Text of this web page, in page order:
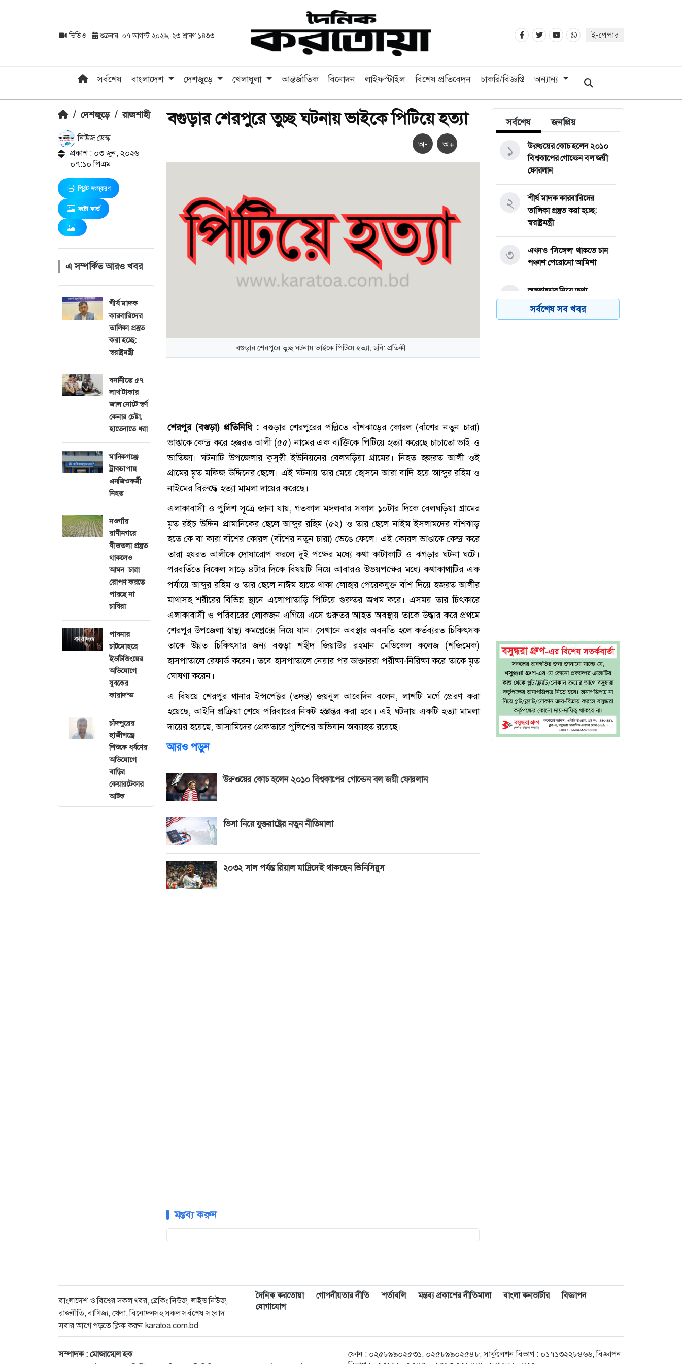
ভিডিও শুক্রবার, ০৭ আগস্ট ২০২৬, ২৩ শ্রাবণ ১৪৩৩ ই-পেপার
সর্বশেষ বাংলাদেশ দেশজুড়ে খেলাধুলা আন্তর্জাতিক বিনোদন লাইফস্টাইল বিশেষ প্রতিবেদন চাকরি/বিজ্ঞপ্তি অন্যান্য
/ দেশজুড়ে / রাজশাহী
নিউজ ডেস্ক
প্রকাশ : ০৩ জুন, ২০২৬
০৭:১০ পিএম
প্রিন্ট সংস্করণ
ফটো কার্ড
এ সম্পর্কিত আরও খবর
শীর্ষ মাদক
কারবারিদের
তালিকা প্রস্তুত
করা হচ্ছে:
স্বরাষ্ট্রমন্ত্রী
বনানীতে ৫৭
লাখ টাকার
জাল নোটে স্বর্ণ
কেনার চেষ্টা,
হাতেনাতে ধরা
মানিকগঞ্জে
ট্রাকচাপায়
এনজিওকর্মী
নিহত
নওগাঁর
রাণীনগরে
বীজতলা প্রস্তুত
থাকলেও
আমন চারা
রোপণ করতে
পারছে না
চাষিরা
পাবনার
চাটমোহরে
ইভটিজিংয়ের
অভিযোগে
যুবকের
কারাদন্ড
চাঁদপুরের
হাজীগঞ্জে
শিশুকে ধর্ষণের
অভিযোগে
বাড়ির
কেয়ারটেকার
আটক
বগুড়ার শেরপুরে তুচ্ছ ঘটনায় ভাইকে পিটিয়ে হত্যা
অ- অ+
বগুড়ার শেরপুরে তুচ্ছ ঘটনায় ভাইকে পিটিয়ে হত্যা, ছবি: প্রতিকী।
শেরপুর (বগুড়া) প্রতিনিধি :বগুড়ার শেরপুরের পল্লিতে বাঁশঝাড়ের কোরল (বাঁশের নতুন চারা)
ভাঙাকে কেন্দ্র করে হজরত আলী (৫৫) নামের এক ব্যক্তিকে পিটিয়ে হত্যা করেছে চাচাতো ভাই ও
ভাতিজা। ঘটনাটি উপজেলার কুসুম্বী ইউনিয়নের বেলঘড়িয়া গ্রামের। নিহত হজরত আলী ওই
গ্রামের মৃত মফিজ উদ্দিনের ছেলে। এই ঘটনায় তার মেয়ে হোসনে আরা বাদি হয়ে আব্দুর রহিম ও
নাইমের বিরুদ্ধে হত্যা মামলা দায়ের করেছে।
এলাকাবাসী ও পুলিশ সূত্রে জানা যায়, গতকাল মঙ্গলবার সকাল ১০টার দিকে বেলঘড়িয়া গ্রামের
মৃত রইচ উদ্দিন প্রামানিকের ছেলে আব্দুর রহিম (৫২) ও তার ছেলে নাইম ইসলামদের বাঁশঝাড়
হতে কে বা কারা বাঁশের কোরল (বাঁশের নতুন চারা) ভেঙে ফেলে। এই কোরল ভাঙাকে কেন্দ্র করে
তারা হযরত আলীকে দোষারোপ করলে দুই পক্ষের মধ্যে কথা কাটাকাটি ও ঝগড়ার ঘটনা ঘটে।
পরবর্তিতে বিকেল সাড়ে ৪টার দিকে বিষয়টি নিয়ে আবারও উভয়পক্ষের মধ্যে কথাকাথাটির এক
পর্যায়ে আব্দুর রহিম ও তার ছেলে নাঈম হাতে থাকা লোহার পেরেকযুক্ত বাঁশ দিয়ে হজরত আলীর
মাথাসহ শরীরের বিভিন্ন স্থানে এলোপাতাড়ি পিটিয়ে গুরুতর জখম করে। এসময় তার চিৎকারে
এলাকাবাসী ও পরিবারের লোকজন এগিয়ে এসে গুরুতর আহত অবস্থায় তাকে উদ্ধার করে প্রথমে
শেরপুর উপজেলা স্বাস্থ্য কমপ্লেক্সে নিয়ে যান। সেখানে অবস্থার অবনতি হলে কর্তব্যরত চিকিৎসক
তাকে উন্নত চিকিৎসার জন্য বগুড়া শহীদ জিয়াউর রহমান মেডিকেল কলেজ (শজিমেক)
হাসপাতালে রেফার্ড করেন। তবে হাসপাতালে নেয়ার পর ডাক্তাররা পরীক্ষা-নিরিক্ষা করে তাকে মৃত
ঘোষণা করেন।
এ বিষয়ে শেরপুর থানার ইন্সপেক্টর (তদন্ত) জয়নুল আবেদিন বলেন, লাশটি মর্গে প্রেরণ করা
হয়েছে, আইনি প্রক্রিয়া শেষে পরিবারের নিকট হস্তান্তর করা হবে। এই ঘটনায় একটি হত্যা মামলা
দায়ের হয়েছে, আসামিদের গ্রেফতারে পুলিশের অভিযান অব্যাহত রয়েছে।
আরও পড়ুন
উরুগুয়ের কোচ হলেন ২০১০ বিশ্বকাপের গোল্ডেন বল জয়ী ফোরলান
ভিসা নিয়ে যুক্তরাষ্ট্রের নতুন নীতিমালা
২০৩২ সাল পর্যন্ত রিয়াল মাদ্রিদেই থাকছেন ভিনিসিয়ুস
মন্তব্য করুন
সর্বশেষ জনপ্রিয়
উরুগুয়ের কোচ হলেন ২০১০
বিশ্বকাপের গোল্ডেন বল জয়ী
ফোরলান
১
শীর্ষ মাদক কারবারিদের
তালিকা প্রস্তুত করা হচ্ছে:
স্বরাষ্ট্রমন্ত্রী
২
এখনও ‘সিঙ্গেল’ থাকতে চান
পঞ্চাশ পেরোনো আমিশা
৩
অস্ত্রভান্ডার নিয়ে তথ্য
ফাঁসকারীদের কারাদণ্ডের
হুঁশিয়ারি ট্রাম্পের
৪
সর্বশেষ সব খবর
বাংলাদেশ ও বিশ্বের সকল খবর, ব্রেকিং নিউজ, লাইভ নিউজ,
রাজনীতি, বাণিজ্য, খেলা, বিনোদনসহ সকল সর্বশেষ সংবাদ
সবার আগে পড়তে ক্লিক করুন karatoa.com.bd।
দৈনিক করতোয়া গোপনীয়তার নীতি শর্তাবলি মন্তব্য প্রকাশের নীতিমালা বাংলা কনভার্টার
বিজ্ঞাপন
যোগাযোগ
সম্পাদক : মোজাম্মেল হক
ফোন : ০২৫৮৯৯০২৫৩১, ০২৫৮৯৯০২৫৪৮, সার্কুলেশন বিভাগ : ০১৭১৩২২৮৪৬৬, বিজ্ঞাপন